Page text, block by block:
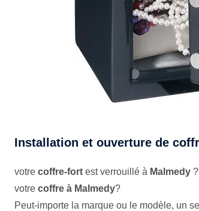
Installation et ouverture de
votrecoffre-fort est verrouillé à Malmedy
votrecoffre à Malmedy?
Peut-importe la marque ou le modèle, un